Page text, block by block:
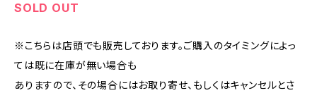
SOLD OUT
※こちらは店頭でも販売しております。ご購入のタイミングによっ
ては既に在庫が無い場合も
ありますので、その場合にはお取り寄せ、もしくはキャンセルとさ